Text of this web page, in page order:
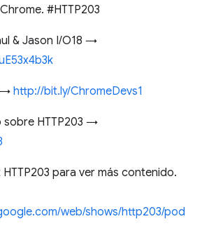
#HTTP203
& Jason I/O18 →
→ http://bit.ly/ChromeDevs1
sobre HTTP203 →
para ver más contenido.
web/shows/http203/pod